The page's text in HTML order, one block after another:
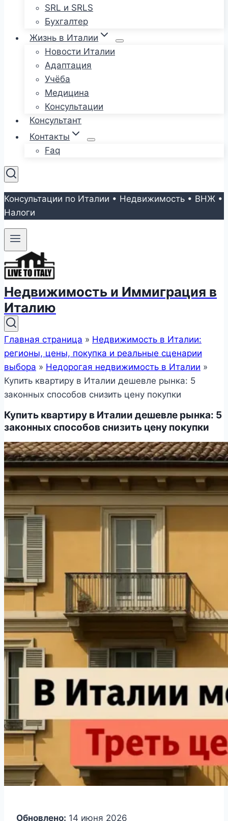
SRL и SRLS
Бухгалтер
Жизнь в Италии
Новости Италии
Адаптация
Учёба
Медицина
Консультации
Консультант
Контакты
Faq
Консультации по Италии • Недвижимость • ВНЖ •
Налоги
Недвижимость и Иммиграция в
Италию
Главная страница » Недвижимость в Италии:
регионы, цены, покупка и реальные сценарии
выбора » Недорогая недвижимость в Италии »
Купить квартиру в Италии дешевле рынка: 5
законных способов снизить цену покупки
Купить квартиру в Италии дешевле рынка: 5
законных способов снизить цену покупки
Обновлено: 14 июня 2026